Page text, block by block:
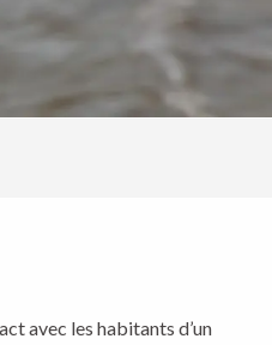
avec les habitants d’un